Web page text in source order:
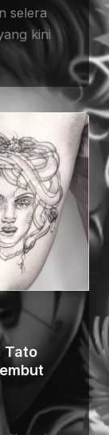
selera
kini
Tato